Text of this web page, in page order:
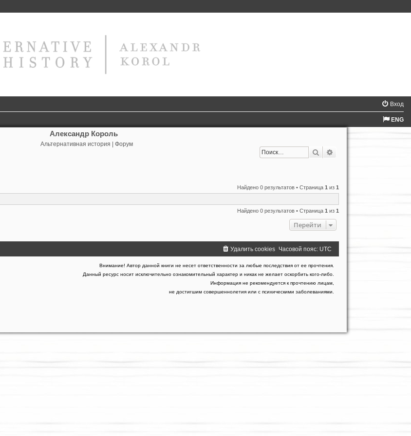
Вход
ENG
Александр Король
Альтернативная история | Форум
Поиск
Найдено 0 результатов • Страница1 из1
Найдено 0 результатов • Страница1 из1
Перейти
Часовой пояс: UTC
Удалить cookies
Внимание! Автор данной книги не несет ответственности за любые последствия от ее прочтения.
Данный ресурс носит исключительно ознакомительный характер и никак не желает оскорбить кого-либо.
Информация не рекомендуется к прочтению лицам,
не достигшим совершеннолетия или с психическими заболеваниями.